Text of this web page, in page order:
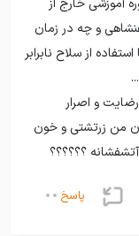
آموزشی خارج از
و چه در زمان
از سلاح نابرابر
و اصرار
من زرتشتی و خون
؟؟؟؟؟؟
پاسخ